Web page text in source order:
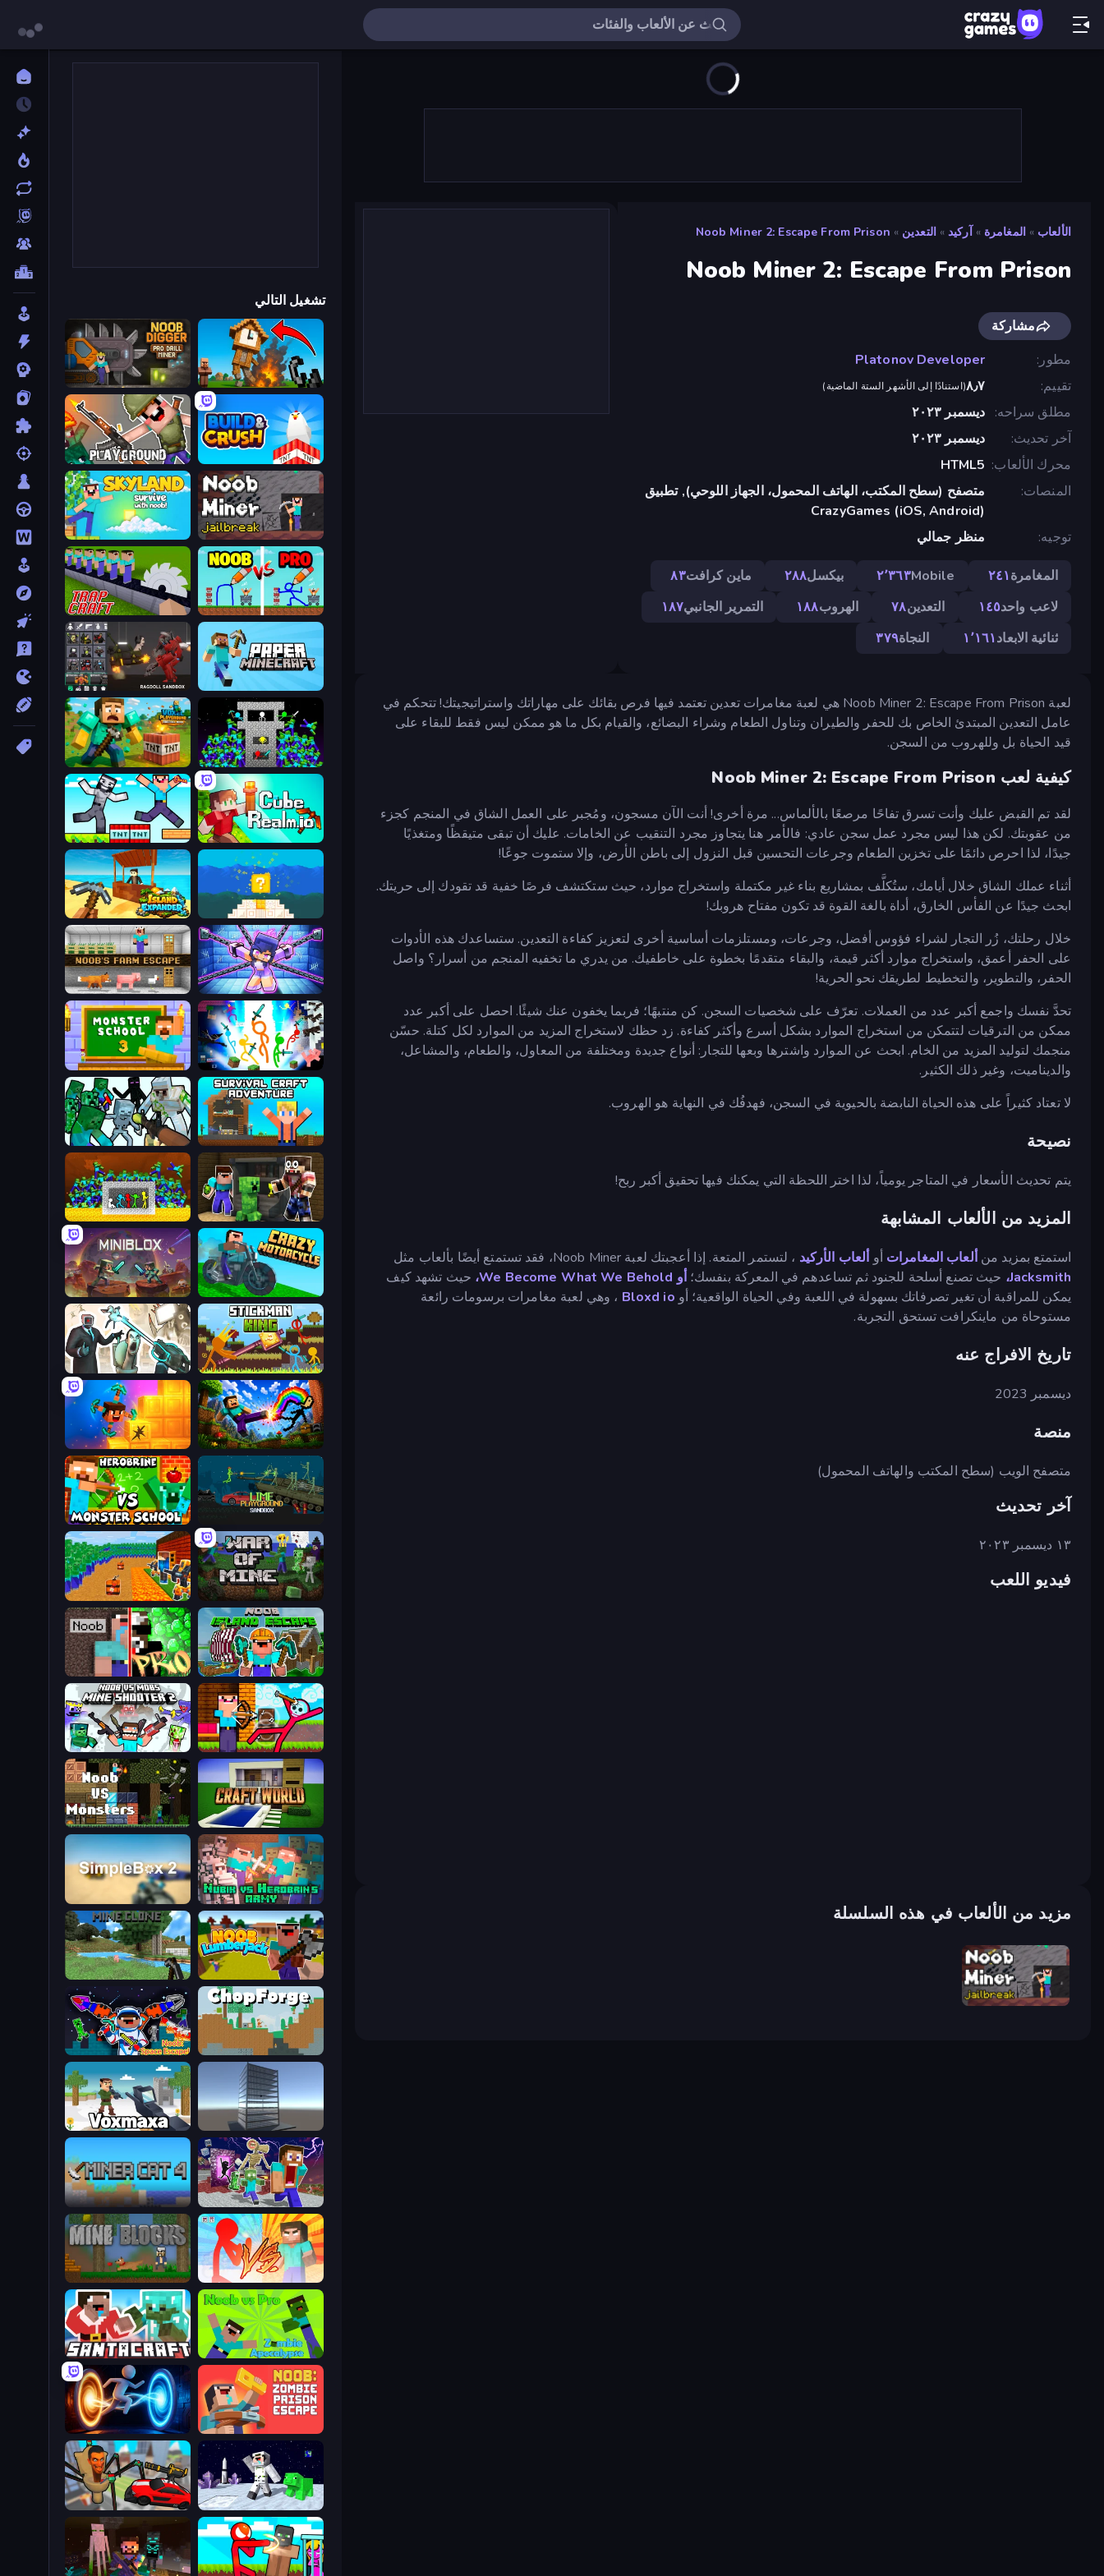
الألعاب » المغامرة » آركيد » التعدين »
Noob Miner 2: Escape From Prison
Noob Miner 2: Escape From Prison
مشاركة
مطور
Platonov Developer
تقييم
٨٫٧(استنادًا إلى الأشهر الستة الماضية)
مطلق سراحه
ديسمبر ٢٠٢٣
آخر تحديث
ديسمبر ٢٠٢٣
محرك الألعاب HTML5
المنصات
متصفح (سطح المكتب، الهاتف المحمول، الجهاز اللوحي), تطبيق
CrazyGames (iOS, Android)
توجيه
منظر جمالي
المغامرة٢٤١ Mobile٢٬٣٦٣ بيكسل٢٨٨ ماين كرافت٨٣
لاعب واحد١٤٥ التعدين٧٨ الهروب١٨٨ التمرير الجانبي١٨٧
ثنائية الابعاد١٬١٦١ النجاة٣٧٩
لعبة Noob Miner 2: Escape From Prison هي لعبة مغامرات تعدين تعتمد فيها فرص بقائك على مهاراتك واستراتيجيتك! تتحكم في
عامل التعدين المبتدئ الخاص بك للحفر والطيران وتناول الطعام وشراء البضائع، والقيام بكل ما هو ممكن ليس فقط للبقاء على
قيد الحياة بل وللهروب من السجن.
كيفية لعب Noob Miner 2: Escape From Prison
لقد تم القبض عليك وأنت تسرق تفاحًا مرصعًا بالألماس... مرة أخرى! أنت الآن مسجون، ومُجبر على العمل الشاق في المنجم كجزء
من عقوبتك. لكن هذا ليس مجرد عمل سجن عادي: فالأمر هنا يتجاوز مجرد التنقيب عن الخامات. عليك أن تبقى متيقظًا ومتغذيًا
جيدًا، لذا احرص دائمًا على تخزين الطعام وجرعات التحسين قبل النزول إلى باطن الأرض، وإلا ستموت جوعًا!
أثناء عملك الشاق خلال أيامك، ستُكلَّف بمشاريع بناء غير مكتملة واستخراج موارد، حيث ستكتشف فرصًا خفية قد تقودك إلى حريتك.
ابحث جيدًا عن الفأس الخارق، أداة بالغة القوة قد تكون مفتاح هروبك!
خلال رحلتك، زُر التجار لشراء فؤوس أفضل، وجرعات، ومستلزمات أساسية أخرى لتعزيز كفاءة التعدين. ستساعدك هذه الأدوات
على الحفر أعمق، واستخراج موارد أكثر قيمة، والبقاء متقدمًا بخطوة على خاطفيك. من يدري ما تخفيه المنجم من أسرار؟ واصل
الحفر، والتطوير، والتخطيط لطريقك نحو الحرية!
تحدَّ نفسك واجمع أكبر عدد من العملات. تعرّف على شخصيات السجن. كن منتبهًا؛ فربما يخفون عنك شيئًا. احصل على أكبر عدد
ممكن من الترقيات لتتمكن من استخراج الموارد بشكل أسرع وأكثر كفاءة. زد حظك لاستخراج المزيد من الموارد لكل كتلة. حسّن
منجمك لتوليد المزيد من الخام. ابحث عن الموارد واشترها وبعها للتجار: أنواع جديدة ومختلفة من المعاول، والطعام، والمشاعل،
والديناميت، وغير ذلك الكثير.
لا تعتاد كثيراً على هذه الحياة النابضة بالحيوية في السجن، فهدفُك في النهاية هو الهروب.
نصيحة
يتم تحديث الأسعار في المتاجر يومياً، لذا اختر اللحظة التي يمكنك فيها تحقيق أكبر ربح!
المزيد من الألعاب المشابهة
استمتع بمزيد منألعاب المغامرات أوألعاب الأركيد ، لتستمر المتعة. إذا أعجبتك لعبة Noob Miner، فقد تستمتع أيضًا بألعاب مثل
Jacksmith، حيث تصنع أسلحة للجنود ثم تساعدهم في المعركة بنفسك؛أو We Become What We Behold،
حيث تشهد كيف
يمكن للمراقبة أن تغير تصرفاتك بسهولة في اللعبة وفي الحياة الواقعية؛ أو Bloxd io ، وهي لعبة مغامرات برسومات رائعة
مستوحاة من ماينكرافت تستحق التجربة.
تاريخ الافراج عنه
ديسمبر 2023
منصة
متصفح الويب (سطح المكتب والهاتف المحمول)
آخر تحديث
١٣ ديسمبر ٢٠٢٣
فيديو اللعب
مزيد من الألعاب في هذه السلسلة
Noob Miner: Escape From Prison
تشغيل التالي
Noob Fuse
Noob Digger: Pro Drill Miner
Build and Crush
Playground
Noob Miner: Escape From Prison
Skyland Survive With Noob!
DOP Noob: Draw to Save
Trap Craft
Paper Minecraft
Last Play: Ragdoll Sandbox
Stick Epic Fighter
Voxel Playground: Ragdoll Noob
CubeRealm.io
Noob Gigachad: Parkour Tricks Challenge
Island Expander
Mini Mine
Noob's Farm Escape
Stickman Epic
Monster School 3
Survival Craft Adventure
Mine Shooter: Save Your World
Noob Trolls Pro
Stick Fighter vs Zombies
Crazy Motorcycle
Miniblox
Stickman King
Skibidi Toilets: Infection
Noob: Wall Crusher
Merge & Dig!
Herobrine vs Monster School
War of Mine
Noob Tower Defense
Noob: Island Escape
Noob vs Pro: Challenge
Noob Archer vs Stickman Zombie
Mine Shooter 2: Noob vs Mobs
Craft World
Noob VS Monsters
Nubik vs Herobrin's Army
SimpleBox 2
Idle Noob Lumberjack
Mine Clone
ChopForge
Noob: Space Escape!
Craft 3D
Voxmaxa
Monster School Herobrine Siren Head
Miner Cat 4
Red Stickman vs Monster School
Mine Blocks
Noob vs Pro: Zombie Apocalypse
SantaCraft
Noob: Zombie Prison Escape
Portal Escape
SpaceCraft Noob: Return to Earth
Cars vs Skibidi Toilet